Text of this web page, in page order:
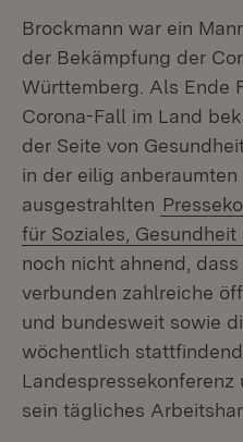
Brockmann war ein
der Bekämpfung der
Württemberg. Als Ende
Corona-Fall im Land
der Seite von
in der eilig
ausgestrahlten
für Soziales,
noch nicht ahnend,
verbunden zahlreiche
und bundesweit sowie
wöchentlich
sein tägliches